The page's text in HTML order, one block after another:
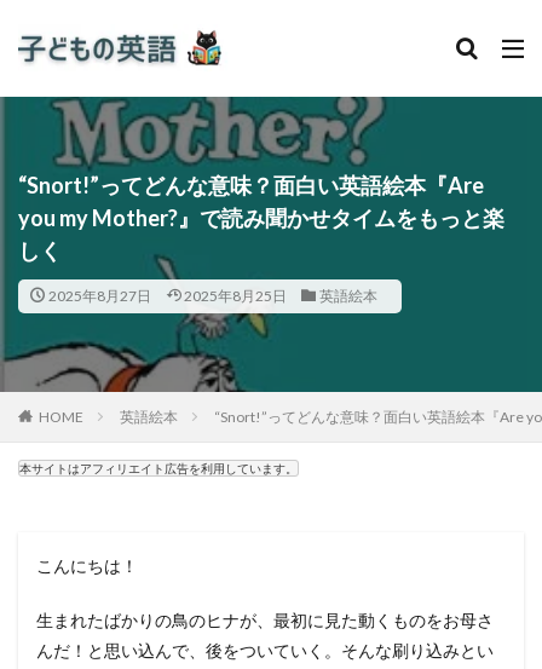
“Snort!”ってどんな意味？面白い英語絵本『Are
you my Mother?』で読み聞かせタイムをもっと楽
しく
2025年8月27日 2025年8月25日 英語絵本
HOME 英語絵本 “Snort!”ってどんな意味？面白い英語絵本『Are
本サイトはアフィリエイト広告を利用しています。
こんにちは！
生まれたばかりの鳥のヒナが、最初に見た動くものをお母さ
んだ！と思い込んで、後をついていく。そんな刷り込みとい